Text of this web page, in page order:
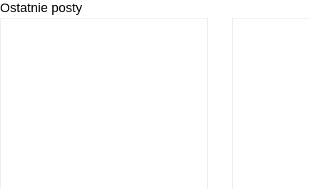
Ostatnie posty